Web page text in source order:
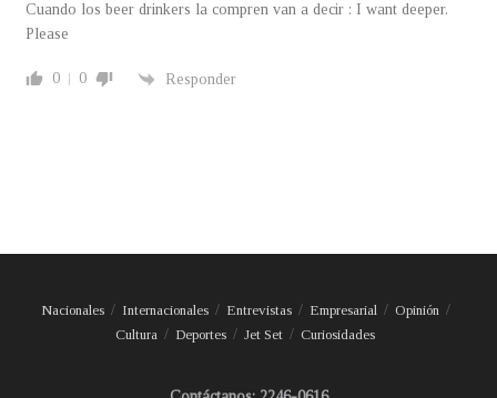
Cuando los beer drinkers la compren van a decir : I want deeper.
Please
0 0 Responder
Nacionales Internacionales Entrevistas Empresarial
Opinión
Cultura
Deportes Jet Set Curiosidades